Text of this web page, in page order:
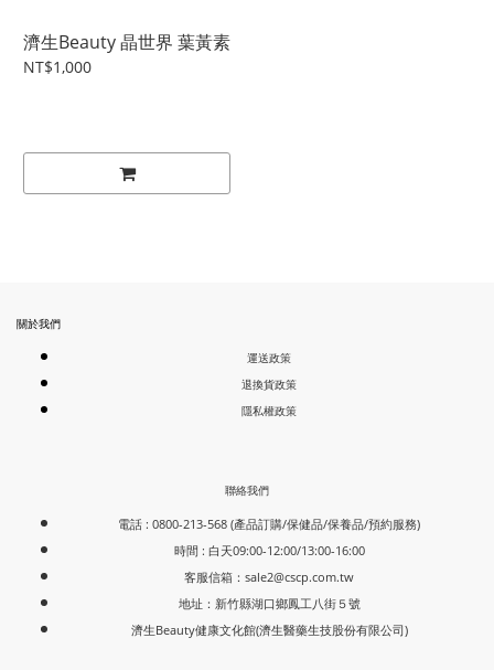
濟生Beauty 晶世界 葉黃素
NT$1,000
關於我們
運送政策
退換貨政策
隱私權政策
聯絡我們
電話 : 0800-213-568 (產品訂購/保健品/保養品/預約服務)
時間 : 白天09:00-12:00/13:00-16:00
客服信箱： sale2@cscp.com.tw
地址：新竹縣湖口鄉鳳工八街５號
濟生Beauty健康文化館(濟生醫藥生技股份有限公司)